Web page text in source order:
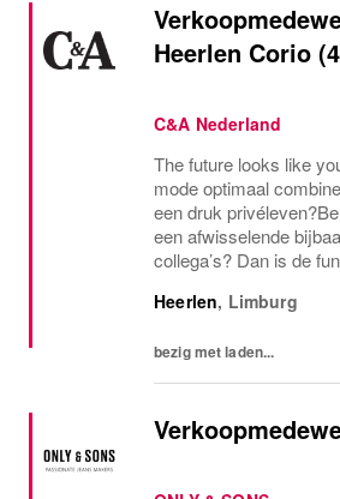
Heerlen Corio
C&A Nederland
The future looks like
mode optimaal
een druk
een afwisselende
collega’s? Dan is de
jou! Als
Heerlen, Limburg
bezig met laden...